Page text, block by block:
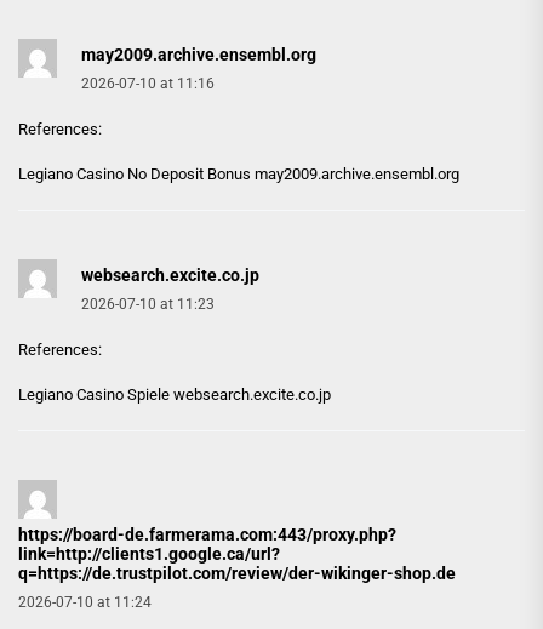
may2009.archive.ensembl.org
2026-07-10 at 11:16
References:
Legiano Casino No Deposit Bonus may2009.archive.ensembl.org
websearch.excite.co.jp
2026-07-10 at 11:23
References:
Legiano Casino Spiele websearch.excite.co.jp
https://board-de.farmerama.com:443/proxy.php?
link=http://clients1.google.ca/url?
q=https://de.trustpilot.com/review/der-wikinger-shop.de
2026-07-10 at 11:24